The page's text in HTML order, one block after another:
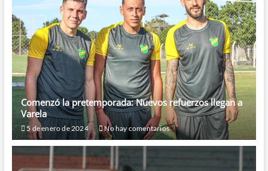
Comenzó la pretemporada: Nuevos refuerzos llegan a
Varela
5 de enero de 2024 No hay comentarios